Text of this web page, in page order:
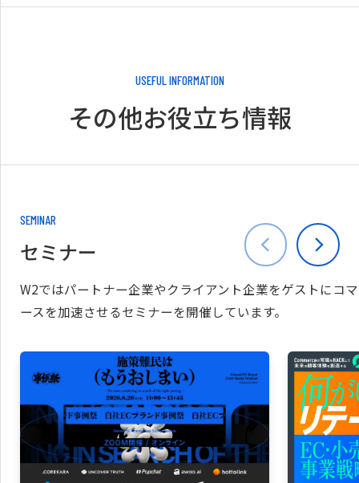
USEFUL INFORMATION
その他お役立ち情報
SEMINAR
セミナー
W2ではパートナー企業やクライアント企業をゲストにコマ
ースを加速させるセミナーを開催しています。